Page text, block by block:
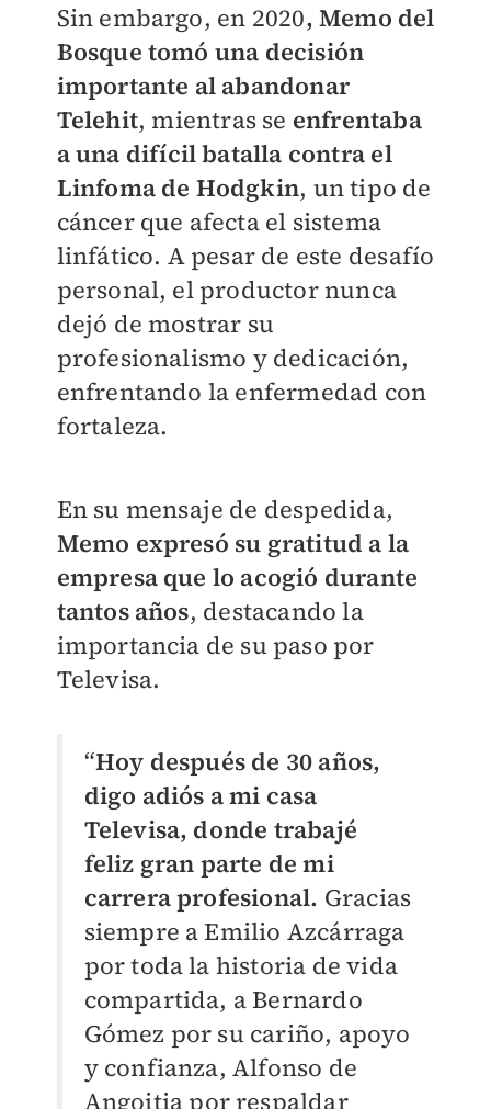
Sin embargo, en 2020, Memo del
Bosque tomó una decisión
importante al abandonar
Telehit, mientras se enfrentaba
a una difícil batalla contra el
Linfoma de Hodgkin, un tipo de
cáncer que afecta el sistema
linfático. A pesar de este desafío
personal, el productor nunca
dejó de mostrar su
profesionalismo y dedicación,
enfrentando la enfermedad con
fortaleza.
En su mensaje de despedida,
Memo expresó su gratitud a la
empresa que lo acogió durante
tantos años, destacando la
importancia de su paso por
Televisa.
“Hoy después de 30 años,
digo adiós a mi casa
Televisa, donde trabajé
feliz gran parte de mi
carrera profesional. Gracias
siempre a Emilio Azcárraga
por toda la historia de vida
compartida, a Bernardo
Gómez por su cariño, apoyo
y confianza, Alfonso de
Angoitia por respaldar